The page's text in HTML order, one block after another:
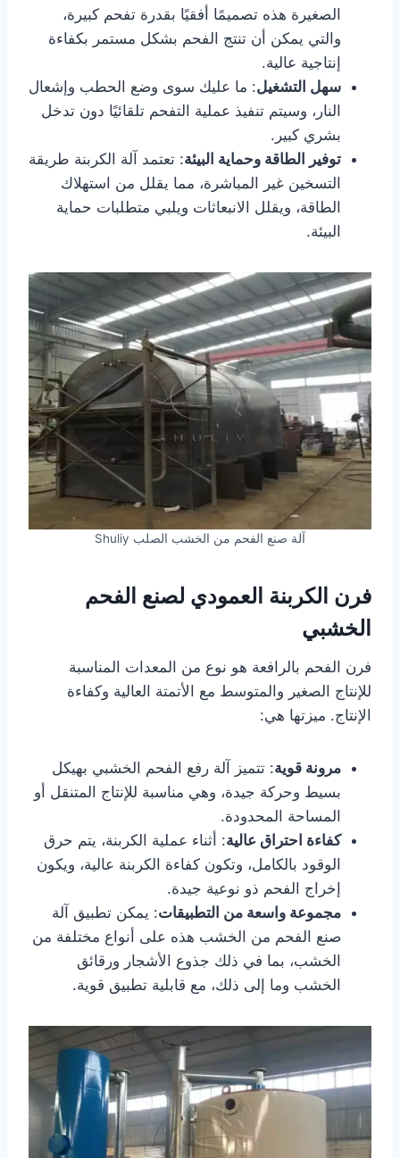
الصغيرة هذه تصميمًا أفقيًا بقدرة تفحم كبيرة،
والتي يمكن أن تنتج الفحم بشكل مستمر بكفاءة
إنتاجية عالية.
سهل التشغيل: ما عليك سوى وضع الحطب وإشعال
النار، وسيتم تنفيذ عملية التفحم تلقائيًا دون تدخل
بشري كبير.
توفير الطاقة وحماية البيئة: تعتمد آلة الكربنة طريقة
التسخين غير المباشرة، مما يقلل من استهلاك
الطاقة، ويقلل الانبعاثات ويلبي متطلبات حماية
البيئة.
آلة صنع الفحم من الخشب الصلب Shuliy
فرن الكربنة العمودي لصنع الفحم
الخشبي
فرن الفحم بالرافعة هو نوع من المعدات المناسبة
للإنتاج الصغير والمتوسط ​​مع الأتمتة العالية وكفاءة
الإنتاج. ميزتها هي:
مرونة قوية: تتميز آلة رفع الفحم الخشبي بهيكل
بسيط وحركة جيدة، وهي مناسبة للإنتاج المتنقل أو
المساحة المحدودة.
كفاءة احتراق عالية: أثناء عملية الكربنة، يتم حرق
الوقود بالكامل، وتكون كفاءة الكربنة عالية، ويكون
إخراج الفحم ذو نوعية جيدة.
مجموعة واسعة من التطبيقات: يمكن تطبيق آلة
صنع الفحم من الخشب هذه على أنواع مختلفة من
الخشب، بما في ذلك جذوع الأشجار ورقائق
الخشب وما إلى ذلك، مع قابلية تطبيق قوية.